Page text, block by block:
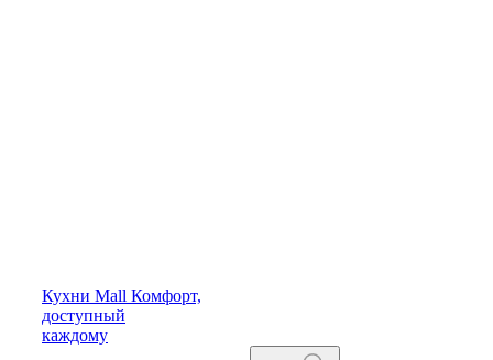
Кухни Mall Комфорт,
доступный
каждому